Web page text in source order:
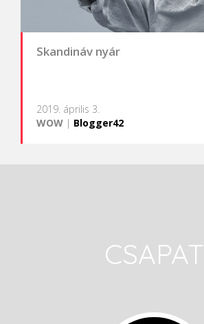
Skandináv nyár
2019. április 3.
WOW | Blogger42
CSAPAT